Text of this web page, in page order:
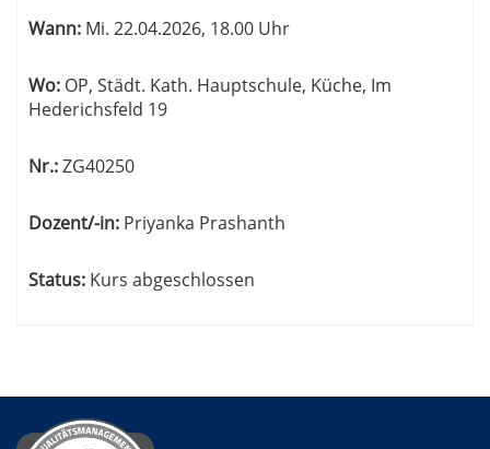
werden.
Wann: Mi. 22.04.2026, 18.00 Uhr
Wo: OP, Städt. Kath. Hauptschule, Küche, Im
Hederichsfeld 19
Nr.:ZG40250
Dozent/-in: Priyanka Prashanth
Status: Kurs abgeschlossen